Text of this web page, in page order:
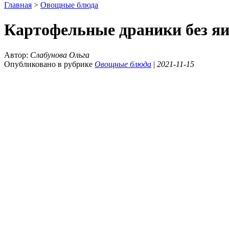
Главная > Овощные блюда
Картофельные драники без
Автор: Слабунова Ольга
Опубликовано в рубрике Овощные блюда | 2021-11-15